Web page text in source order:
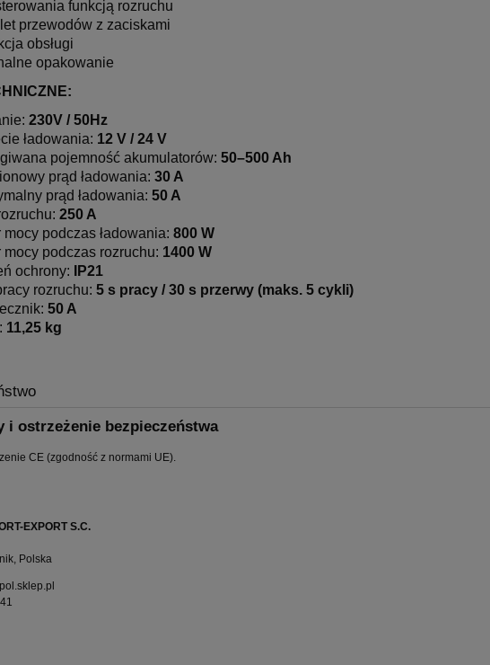
funkcją rozruchu
przewodów z zaciskami
obsługi
opakowanie
230V / 50Hz
ładowania: 12 V / 24 V
pojemność akumulatorów: 50–500 Ah
prąd ładowania: 30 A
prąd ładowania: 50 A
250 A
mocy podczas ładowania: 800 W
mocy podczas rozruchu: 1400 W
ochrony:
IP21
rozruchu: 5 s pracy / 30 s przerwy (maks. 5 cykli)
50 A
11,25 kg
i ostrzeżenie bezpieczeństwa
CE (zgodność z normami UE).
EXPORT S.C.
Polska